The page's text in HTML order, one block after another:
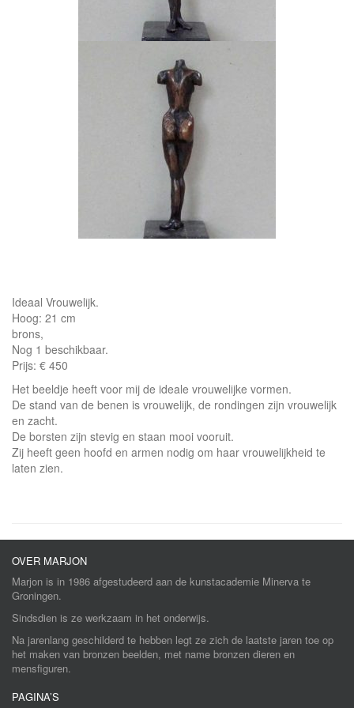
Ideaal Vrouwelijk.
Hoog: 21 cm
brons,
Nog 1 beschikbaar.
Prijs: € 450
Het beeldje heeft voor mij de ideale vrouwelijke vormen.
De stand van de benen is vrouwelijk, de rondingen zijn vrouwelijk
en zacht.
De borsten zijn stevig en staan mooi vooruit.
Zij heeft geen hoofd en armen nodig om haar vrouwelijkheid te
laten zien.
OVER MARJON
Marjon is in 1986 afgestudeerd aan de kunstacademie Minerva te
Groningen.
Sindsdien is ze werkzaam in het onderwijs.
Na jarenlang geschilderd te hebben legt ze zich de laatste jaren toe op
het maken van bronzen beelden, met name bronzen dieren en
mensfiguren.
PAGINA’S